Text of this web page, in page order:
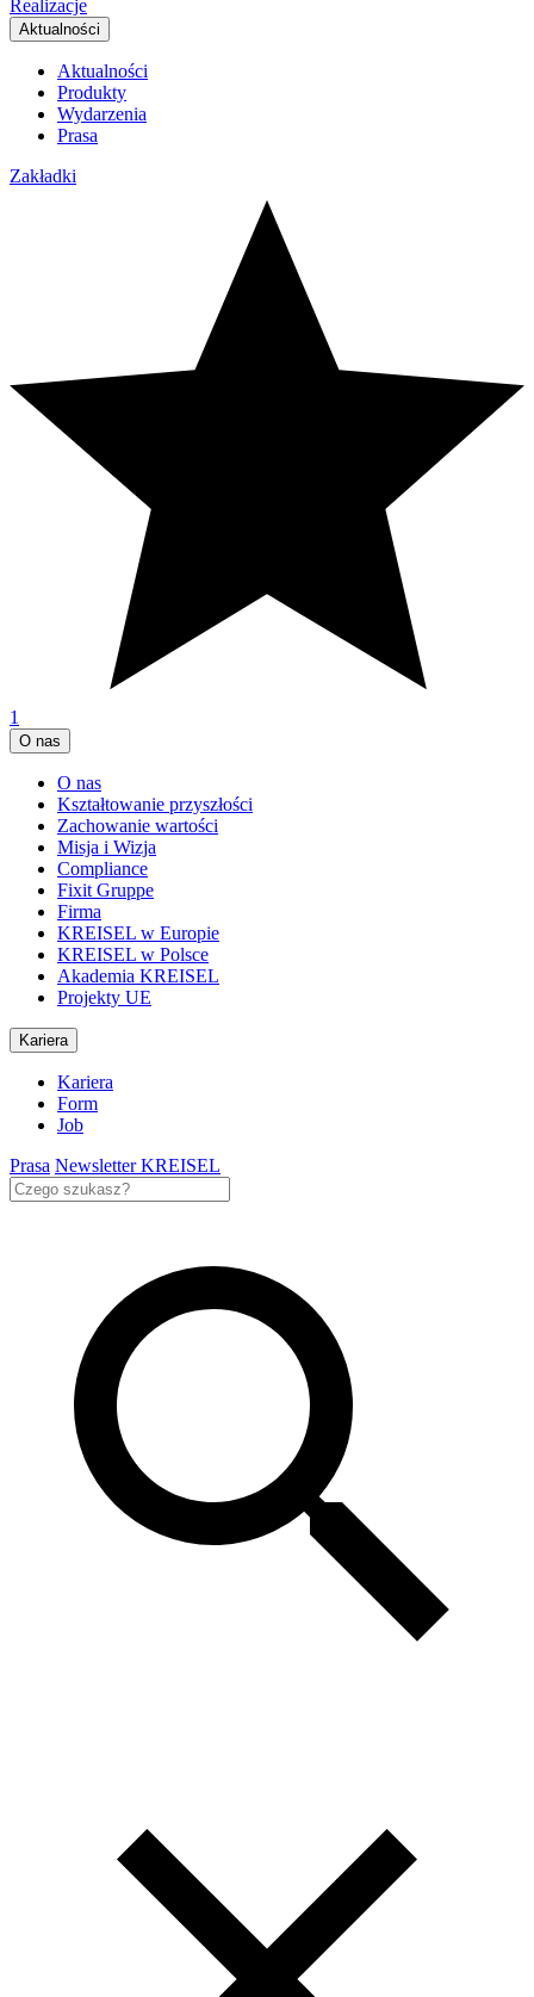
Realizacje
Aktualności
Aktualności
Produkty
Wydarzenia
Prasa
Zakładki
1
O nas
O nas
Kształtowanie przyszłości
Zachowanie wartości
Misja i Wizja
Compliance
Fixit Gruppe
Firma
KREISEL w Europie
KREISEL w Polsce
Akademia KREISEL
Projekty UE
Kariera
Kariera
Form
Job
Prasa Newsletter KREISEL